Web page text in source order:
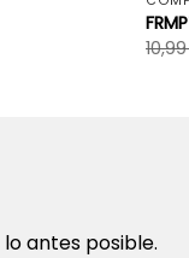
antes posible.